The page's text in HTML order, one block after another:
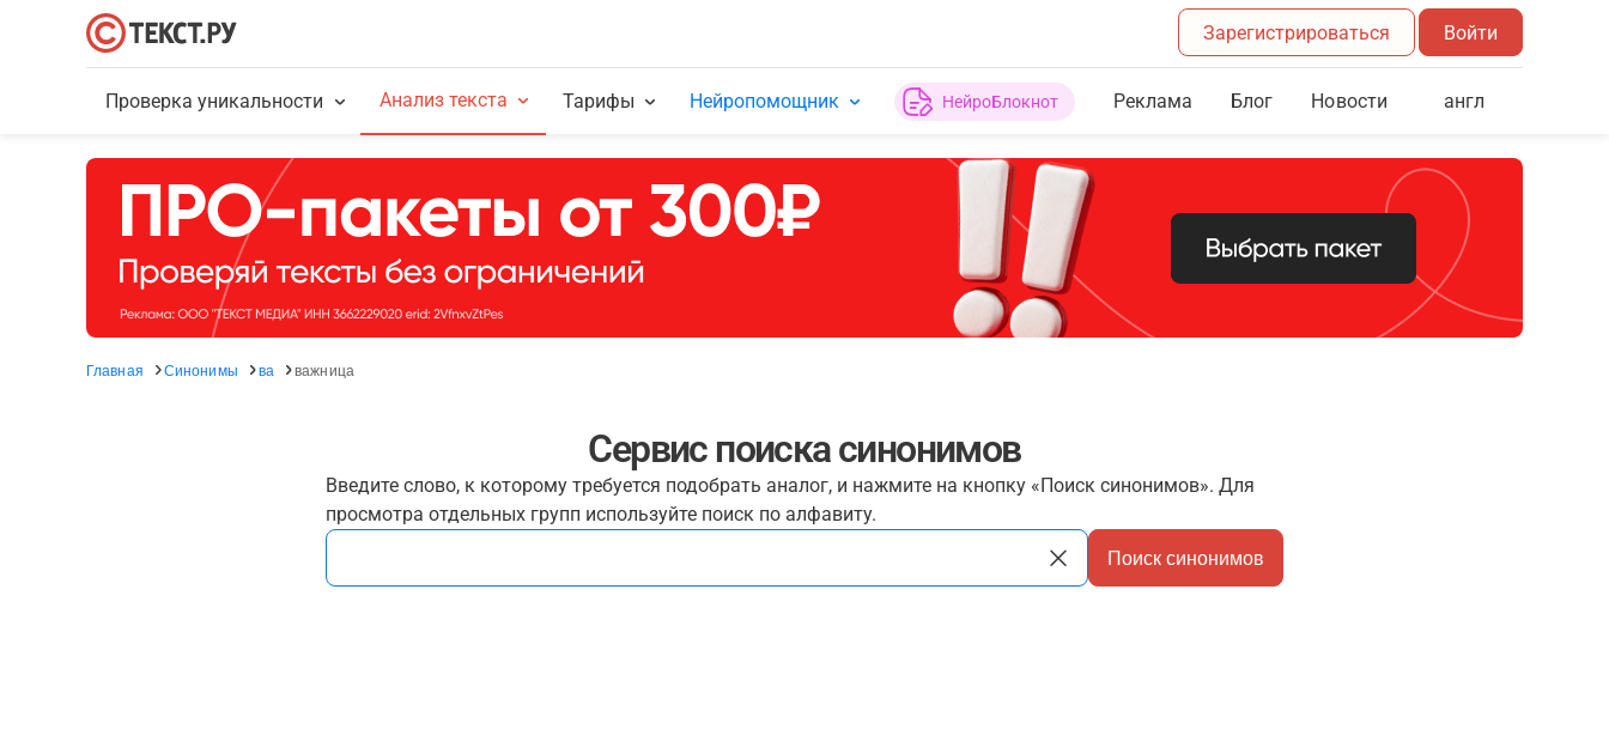
Зарегистрироваться Войти
Проверка уникальности Анализ текста Тарифы Нейропомощник НейроБлокнот Реклама Блог Новости англ
Главная Синонимы ва важница
Сервис поиска синонимов
Введите слово, к которому требуется подобрать аналог, и нажмите на кнопку «Поиск синонимов». Для
просмотра отдельных групп используйте поиск по алфавиту.
Поиск синонимов